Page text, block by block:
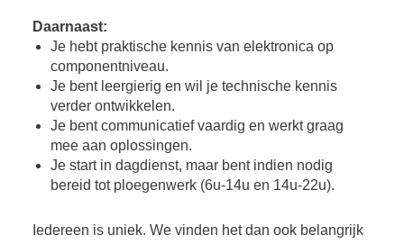
Daarnaast:
Je hebt praktische kennis van elektronica op
componentniveau.
Je bent leergierig en wil je technische kennis
verder ontwikkelen.
Je bent communicatief vaardig en werkt graag
mee aan oplossingen.
Je start in dagdienst, maar bent indien nodig
bereid tot ploegenwerk (6u-14u en 14u-22u).
Iedereen is uniek. We vinden het dan ook belangrijk